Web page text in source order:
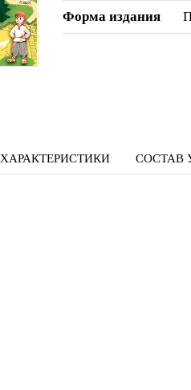
Форма издания
ХАРАКТЕРИСТИКИ СОСТАВ